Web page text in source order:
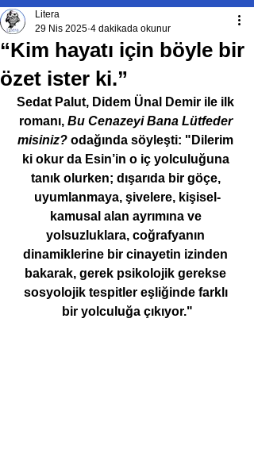
“Kim hayatı için böyle bir
özet ister ki.”
Litera
29 Nis 2025 4 dakikada okunur
Sedat Palut, Didem Ünal Demir ile ilk
romanı, Bu Cenazeyi Bana Lütfeder
misiniz? odağında söyleşti: "Dilerim
ki okur da Esin’in o iç yolculuğuna
tanık olurken; dışarıda bir göçe,
uyumlanmaya, şivelere, kişisel-
kamusal alan ayrımına ve
yolsuzluklara, coğrafyanın
dinamiklerine bir cinayetin izinden
bakarak, gerek psikolojik gerekse
sosyolojik tespitler eşliğinde farklı
bir yolculuğa çıkıyor."